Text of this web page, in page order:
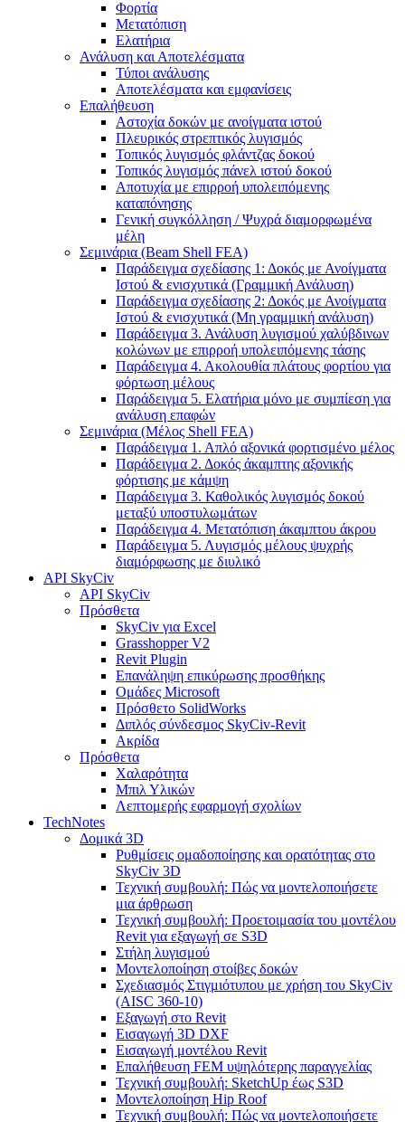
Φορτία
Μετατόπιση
Ελατήρια
Ανάλυση και Αποτελέσματα
Τύποι ανάλυσης
Αποτελέσματα και εμφανίσεις
Επαλήθευση
Αστοχία δοκών με ανοίγματα ιστού
Πλευρικός στρεπτικός λυγισμός
Τοπικός λυγισμός φλάντζας δοκού
Τοπικός λυγισμός πάνελ ιστού δοκού
Αποτυχία με επιρροή υπολειπόμενης
καταπόνησης
Γενική συγκόλληση / Ψυχρά διαμορφωμένα
μέλη
Σεμινάρια (Beam Shell FEA)
Παράδειγμα σχεδίασης 1: Δοκός με Ανοίγματα
Ιστού & ενισχυτικά (Γραμμική Ανάλυση)
Παράδειγμα σχεδίασης 2: Δοκός με Ανοίγματα
Ιστού & ενισχυτικά (Μη γραμμική ανάλυση)
Παράδειγμα 3. Ανάλυση λυγισμού χαλύβδινων
κολώνων με επιρροή υπολειπόμενης τάσης
Παράδειγμα 4. Ακολουθία πλάτους φορτίου για
φόρτωση μέλους
Παράδειγμα 5. Ελατήρια μόνο με συμπίεση για
ανάλυση επαφών
Σεμινάρια (Μέλος Shell FEA)
Παράδειγμα 1. Απλό αξονικά φορτισμένο μέλος
Παράδειγμα 2. Δοκός άκαμπτης αξονικής
φόρτισης με κάμψη
Παράδειγμα 3. Καθολικός λυγισμός δοκού
μεταξύ υποστυλωμάτων
Παράδειγμα 4. Μετατόπιση άκαμπτου άκρου
Παράδειγμα 5. Λυγισμός μέλους ψυχρής
διαμόρφωσης με διυλικό
API SkyCiv
API SkyCiv
Πρόσθετα
SkyCiv για Excel
Grasshopper V2
Revit Plugin
Επανάληψη επικύρωσης προσθήκης
Ομάδες Microsoft
Πρόσθετο SolidWorks
Διπλός σύνδεσμος SkyCiv-Revit
Ακρίδα
Πρόσθετα
Χαλαρότητα
Μπιλ Υλικών
Λεπτομερής εφαρμογή σχολίων
TechNotes
Δομικά 3D
Ρυθμίσεις ομαδοποίησης και ορατότητας στο
SkyCiv 3D
Τεχνική συμβουλή: Πώς να μοντελοποιήσετε
μια άρθρωση
Τεχνική συμβουλή: Προετοιμασία του μοντέλου
Revit για εξαγωγή σε S3D
Στήλη λυγισμού
Μοντελοποίηση στοίβες δοκών
Σχεδιασμός Στιγμιότυπου με χρήση του SkyCiv
(AISC 360-10)
Εξαγωγή στο Revit
Εισαγωγή 3D DXF
Εισαγωγή μοντέλου Revit
Επαλήθευση FEM υψηλότερης παραγγελίας
Τεχνική συμβουλή: SketchUp έως S3D
Μοντελοποίηση Hip Roof
Τεχνική συμβουλή: Πώς να μοντελοποιήσετε